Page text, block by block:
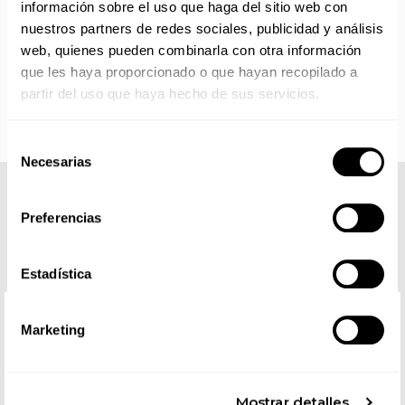
información sobre el uso que haga del sitio web con
nuestros partners de redes sociales, publicidad y análisis
web, quienes pueden combinarla con otra información
que les haya proporcionado o que hayan recopilado a
partir del uso que haya hecho de sus servicios.
Necesarias
Preferencias
Estadística
Marketing
IMPORTANTE PERSONALIZACIONES
bordados y estampados está cerrado en agosto. Se
reanudan las personalizaciones por orden de compra a
partir de septiembre.
COMPLETA TU LOOK